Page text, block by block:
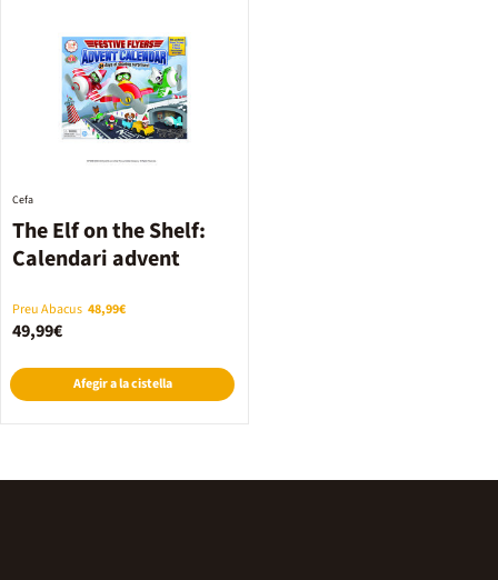
The Elf on the Shelf:
Calendari advent
Cefa
Preu Abacus 48,99€
49,99€
Afegir a la cistella